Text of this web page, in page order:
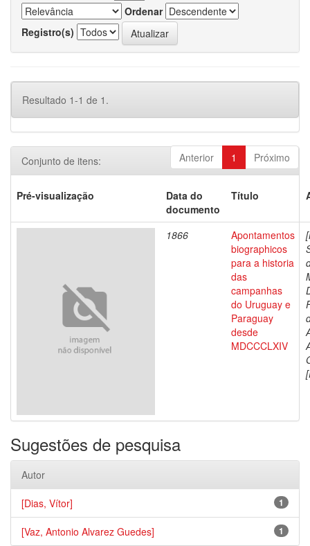
Ordenar
Registro(s)
Resultado 1-1 de 1.
Anterior 1 Próximo
Conjunto de itens:
Pré-visualização
Data do
documento
Título
1866
Apontamentos
biographicos
para a historia
das
campanhas
do Uruguay e
Paraguay
desde
MDCCCLXIV
Sugestões de pesquisa
Autor
1
[Dias, Vítor]
1
[Vaz, Antonio Alvarez Guedes]